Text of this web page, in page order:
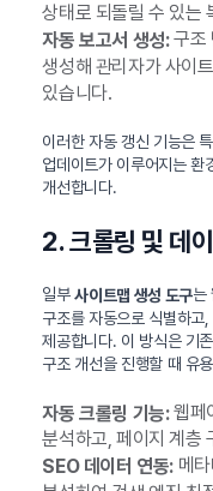
상태로 되돌릴 수 있는
자동 보고서 생성:구조
생성해 관리자가 사이
있습니다.
이러한 자동 갱신 기능은
업데이트가 이루어지는 환
개선합니다.
2. 크롤링 및 데
일부사이트맵 생성 도구는
구조를 자동으로 식별하고
제공합니다. 이 방식은 기
구조 개선을 진행할 때 유
자동 크롤링 기능:웹페
분석하고, 페이지 계층
SEO 데이터 연동:메타